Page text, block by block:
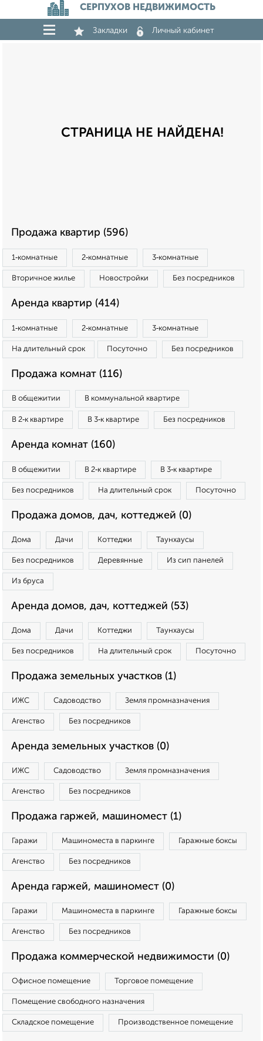
СЕРПУХОВ НЕДВИЖИМОСТЬ
Закладки Личный кабинет
СТРАНИЦА НЕ НАЙДЕНА!
Продажа квартир (596)
1‑комнатные 2‑комнатные 3‑комнатные
Вторичное жилье Новостройки Без посредников
Аренда квартир (414)
1‑комнатные 2‑комнатные 3‑комнатные
На длительный срок Посуточно Без посредников
Продажа комнат (116)
В общежитии В коммунальной квартире
В 2‑к квартире В 3‑к квартире Без посредников
Аренда комнат (160)
В общежитии В 2‑к квартире В 3‑к квартире
Без посредников На длительный срок Посуточно
Продажа домов, дач, коттеджей (0)
Дома Дачи Коттеджи Таунхаусы
Без посредников Деревянные Из сип панелей
Из бруса
Аренда домов, дач, коттеджей (53)
Дома Дачи Коттеджи Таунхаусы
Без посредников На длительный срок Посуточно
Продажа земельных участков (1)
ИЖС Садоводство Земля промназначения
Агенство Без посредников
Аренда земельных участков (0)
ИЖС Садоводство Земля промназначения
Агенство Без посредников
Продажа гаржей, машиномест (1)
Гаражи Машиноместа в паркинге Гаражные боксы
Агенство Без посредников
Аренда гаржей, машиномест (0)
Гаражи Машиноместа в паркинге Гаражные боксы
Агенство Без посредников
Продажа коммерческой недвижимости (0)
Офисное помещение Торговое помещение
Помещение свободного назначения
Складское помещение Производственное помещение